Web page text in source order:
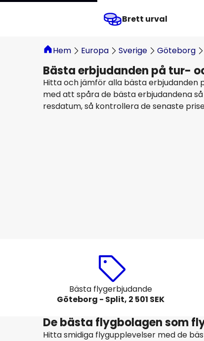
Brett urval
Hem Europa Sverige Göteborg
Bästa erbjudanden på tur-
Hitta och jämför alla bästa
med att spåra de bästa erbjudandena
resdatum, så kontrollera de senaste
Bästa flygerbjudande
Göteborg - Split, 2 501 SEK
De bästa flygbolagen som
Hitta smidiga flygupplevelser med de